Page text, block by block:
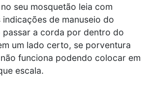
seu mosquetão leia com
de manuseio do
passar a corda por dentro do
um lado certo, se porventura
funciona podendo colocar em
escala.